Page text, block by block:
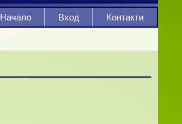
Начало Вход Контакти